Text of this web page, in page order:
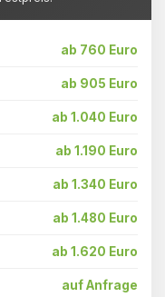
ab 760 Euro
ab 905 Euro
ab 1.040 Euro
ab 1.190 Euro
ab 1.340 Euro
ab 1.480 Euro
ab 1.620 Euro
auf Anfrage